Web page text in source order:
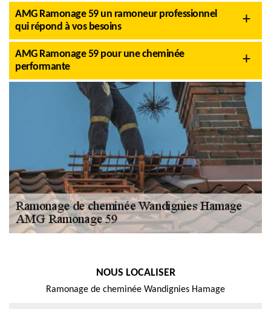
AMG Ramonage 59 un ramoneur professionnel
qui répond à vos besoins
AMG Ramonage 59 pour une cheminée
performante
NOUS LOCALISER
Ramonage de cheminée Wandignies Hamage